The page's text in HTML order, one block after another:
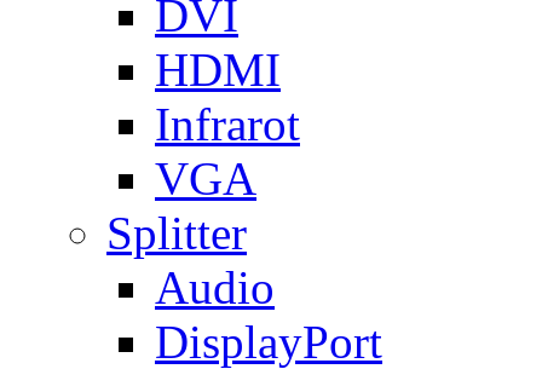
DVI
HDMI
Infrarot
VGA
Splitter
Audio
DisplayPort